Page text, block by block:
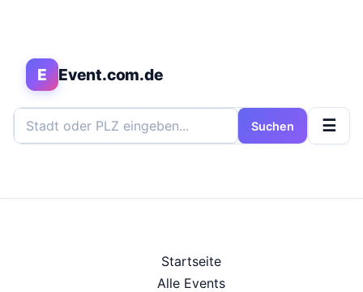
E Event.com.de
Suchen ☰
Startseite
Alle Events